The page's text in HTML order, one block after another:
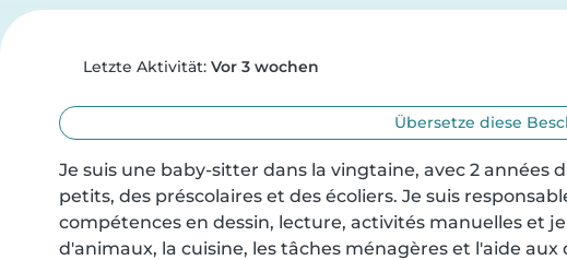
Letzte Aktivität: Vor 3 wochen
Übersetze diese
Je suis une baby-sitter dans la vingtaine, avec 2 années
petits, des préscolaires et des écoliers. Je suis
compétences en dessin, lecture, activités manuelles et
d'animaux, la cuisine, les tâches ménagères et l'aide aux